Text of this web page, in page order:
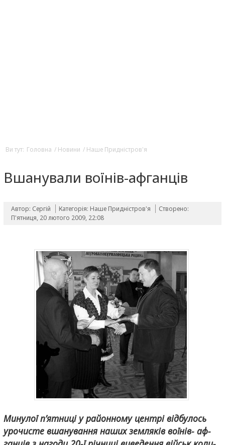
Ви тут: Головна / Новини / Наше Придністров'я
Вшанували воїнів-афганців
Автор: Сергій Категорія: Наше Придністров'я
Створено:
П'ятниця, 20 лютого 2009, 22:08
Ми­ну­лої п’ят­ни­ці у ра­йон­но­му центрі від­бу­лось
уро­чи­с­те вша­ну­ван­ня на­ших зе­м­ля­ків во­ї­нів- аф­